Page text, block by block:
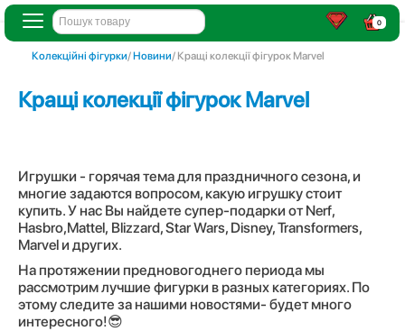
0
Колекційні фігурки/Новини/ Кращі колекції фігурок Маrvel
Кращі колекції фігурок Маrvel
Игрушки - горячая тема для праздничного сезона, и
многие задаются вопросом, какую игрушку стоит
купить. У нас Вы найдете супер-подарки от Nerf,
Hasbro,Mattel, Blizzard, Star Wars, Disney, Transformers,
Marvel и других.
На протяжении предновогоднего периода мы
рассмотрим лучшие фигурки в разных категориях. По
этому следите за нашими новостями- будет много
интересного!😎